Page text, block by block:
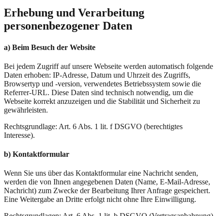
Erhebung und Verarbeitung
personenbezogener Daten
a) Beim Besuch der Website
Bei jedem Zugriff auf unsere Webseite werden automatisch folgende
Daten erhoben: IP-Adresse, Datum und Uhrzeit des Zugriffs,
Browsertyp und -version, verwendetes Betriebssystem sowie die
Referrer-URL. Diese Daten sind technisch notwendig, um die
Webseite korrekt anzuzeigen und die Stabilität und Sicherheit zu
gewährleisten.
Rechtsgrundlage: Art. 6 Abs. 1 lit. f DSGVO (berechtigtes
Interesse).
b) Kontaktformular
Wenn Sie uns über das Kontaktformular eine Nachricht senden,
werden die von Ihnen angegebenen Daten (Name, E-Mail-Adresse,
Nachricht) zum Zwecke der Bearbeitung Ihrer Anfrage gespeichert.
Eine Weitergabe an Dritte erfolgt nicht ohne Ihre Einwilligung.